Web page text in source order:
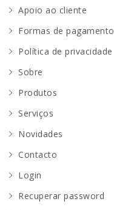
Apoio ao cliente
Formas de pagamento
Política de privacidade
Sobre
Produtos
Serviços
Novidades
Contacto
Login
Recuperar password